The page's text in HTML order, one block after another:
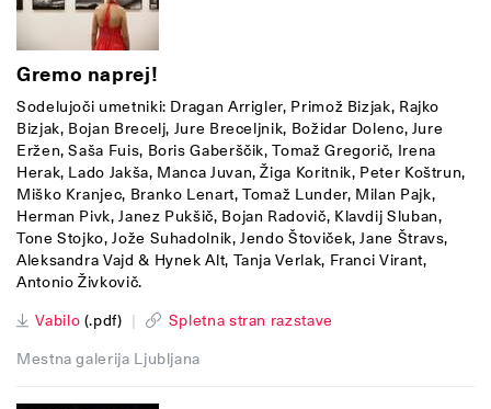
Gremo naprej!
Sodelujoči umetniki: Dragan Arrigler, Primož Bizjak, Rajko
Bizjak, Bojan Brecelj, Jure Breceljnik, Božidar Dolenc, Jure
Eržen, Saša Fuis, Boris Gaberščik, Tomaž Gregorič, Irena
Herak, Lado Jakša, Manca Juvan, Žiga Koritnik, Peter Koštrun,
Miško Kranjec, Branko Lenart, Tomaž Lunder, Milan Pajk,
Herman Pivk, Janez Pukšič, Bojan Radovič, Klavdij Sluban,
Tone Stojko, Jože Suhadolnik, Jendo Štoviček, Jane Štravs,
Aleksandra Vajd & Hynek Alt, Tanja Verlak, Franci Virant,
Antonio Živkovič.
Vabilo (.pdf) |
Spletna stran razstave
Mestna galerija Ljubljana